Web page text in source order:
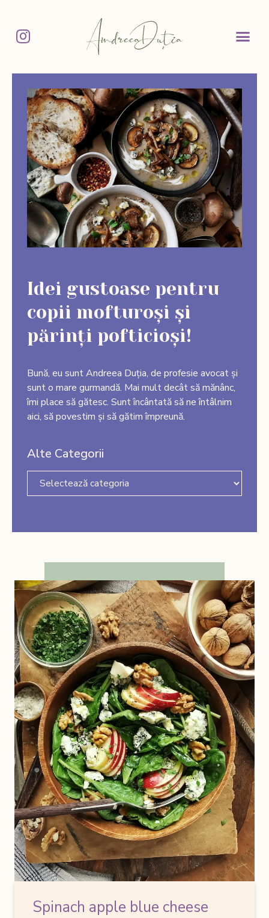
Idei gustoase pentru
copii mofturoși și
părinți pofticioși!
Bună, eu sunt Andreea Duția, de profesie avocat și
sunt o mare gurmandă. Mai mult decât să mănânc,
îmi place să gătesc. Sunt încântată să ne întâlnim
aici, să povestim și să gătim împreună.
Alte Categorii
Spinach apple blue cheese